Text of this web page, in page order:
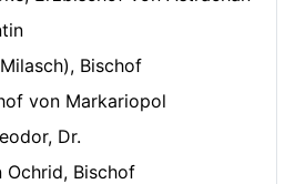
Bischof
von Markariopol
Dr.
Ochrid, Bischof